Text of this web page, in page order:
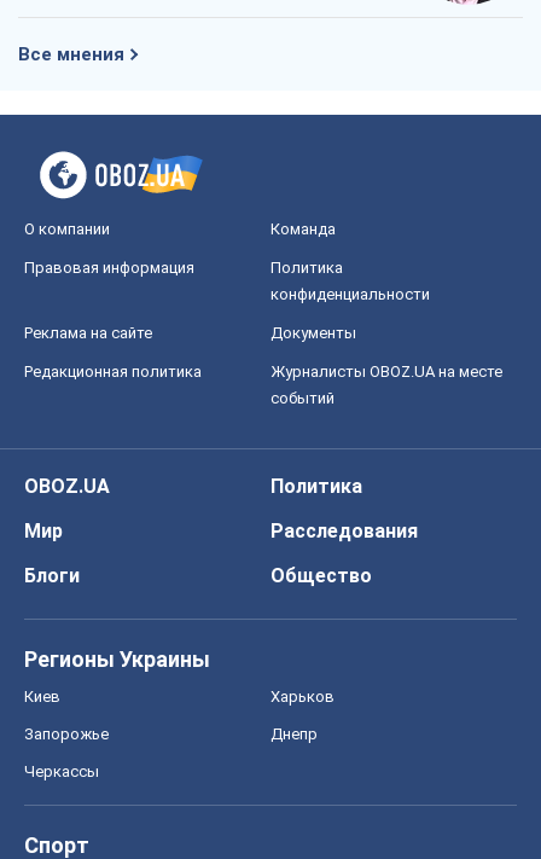
Все мнения
О компании Команда
Правовая информация
Политика
конфиденциальности
Реклама на сайте Документы
Редакционная политика
Журналисты OBOZ.UA на месте
событий
OBOZ.UA
Политика
Мир
Расследования
Блоги
Общество
Регионы Украины
Киев Харьков
Запорожье Днепр
Черкассы
Спорт